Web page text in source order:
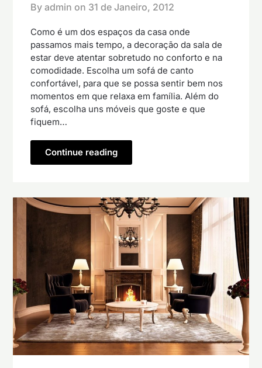
By admin on 31 de Janeiro, 2012
Como é um dos espaços da casa onde
passamos mais tempo, a decoração da sala de
estar deve atentar sobretudo no conforto e na
comodidade. Escolha um sofá de canto
confortável, para que se possa sentir bem nos
momentos em que relaxa em família. Além do
sofá, escolha uns móveis que goste e que
fiquem…
Continue reading